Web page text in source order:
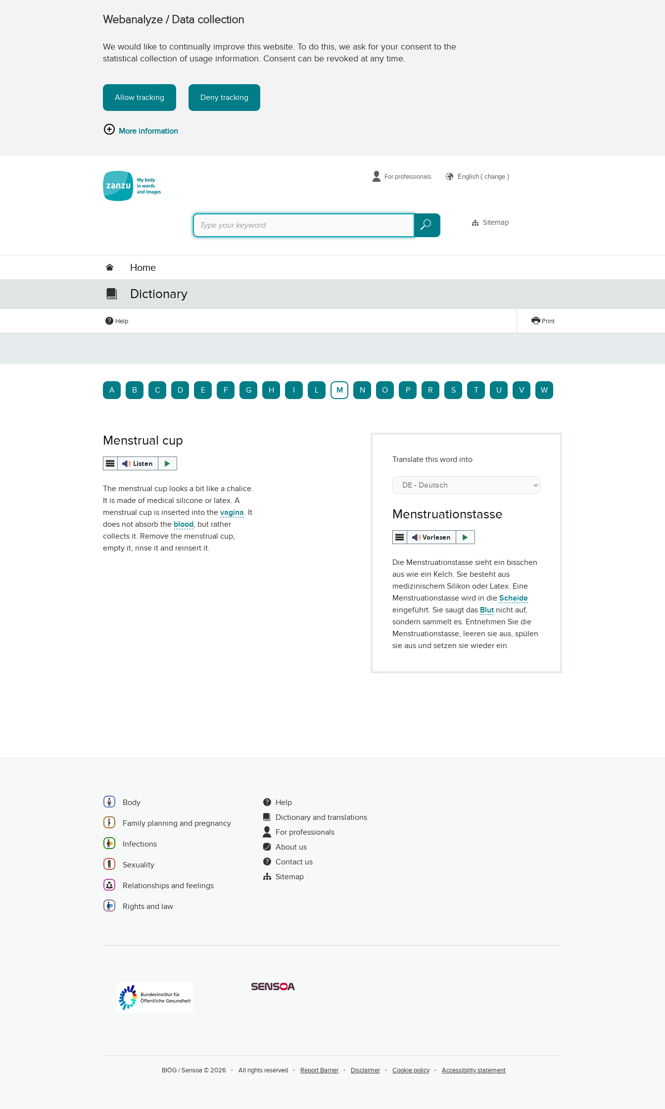
Webanalyze / Data collection
We would like to continually improve this website. To do this, we ask for your consent to the
statistical collection of usage information. Consent can be revoked at any time.
Allow tracking Deny tracking
More information
For professionals English ( change )
Search
Search
Sitemap
Home
Dictionary
Help Print
A B C D E F G H I L M N O P R S T U V W
Menstrual cup
Listen
The menstrual cup looks a bit like a chalice.
It is made of medical silicone or latex. A
menstrual cup is inserted into the vagina. It
does not absorb the blood, but rather
collects it. Remove the menstrual cup,
empty it, rinse it and reinsert it.
Translate this word into
Menstruationstasse
Vorlesen
Die Menstruationstasse sieht ein bisschen
aus wie ein Kelch. Sie besteht aus
medizinischem Silikon oder Latex. Eine
Menstruationstasse wird in dieScheide
eingeführt. Sie saugt das Blut nicht auf,
sondern sammelt es. Entnehmen Sie die
Menstruationstasse, leeren sie aus, spülen
sie aus und setzen sie wieder ein.
Body
Family planning and pregnancy
Infections
Sexuality
Relationships and feelings
Rights and law
Help
Dictionary and translations
For professionals
About us
Contact us
Sitemap
BIÖG / Sensoa © 2026 All rights reserved Report Barrier Disclaimer Cookie policy Accessibility statement